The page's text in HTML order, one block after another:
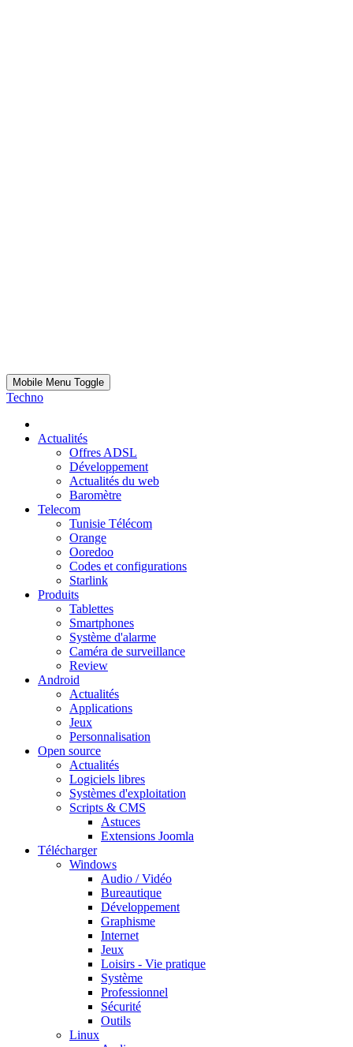
Mobile Menu Toggle
Techno
Actualités
Offres ADSL
Développement
Actualités du web
Baromètre
Telecom
Tunisie Télécom
Orange
Ooredoo
Codes et configurations
Starlink
Produits
Tablettes
Smartphones
Système d'alarme
Caméra de surveillance
Review
Android
Actualités
Applications
Jeux
Personnalisation
Open source
Actualités
Logiciels libres
Systèmes d'exploitation
Scripts & CMS
Astuces
Extensions Joomla
Télécharger
Windows
Audio / Vidéo
Bureautique
Développement
Graphisme
Internet
Jeux
Loisirs - Vie pratique
Système
Professionnel
Sécurité
Outils
Linux